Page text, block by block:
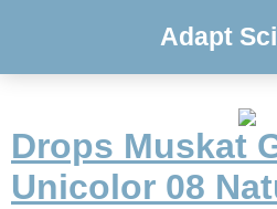
Adapt
Drops Muskat
Unicolor 08